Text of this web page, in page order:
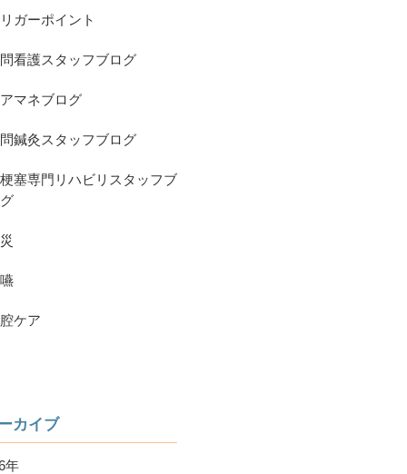
リガーポイント
看護スタッフブログ
マネブログ
鍼灸スタッフブログ
塞専門リハビリスタッフブ
ケア
カイブ
年